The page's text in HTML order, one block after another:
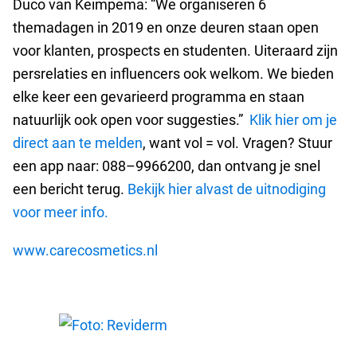
Duco van Keimpema: “We organiseren 6
themadagen in 2019 en onze deuren staan open
voor klanten, prospects en studenten. Uiteraard zijn
persrelaties en influencers ook welkom. We bieden
elke keer een gevarieerd programma en staan
natuurlijk ook open voor suggesties.” Klik hier om je
direct aan te melden, want vol = vol. Vragen? Stuur
een app naar: 088–9966200, dan ontvang je snel
een bericht terug. Bekijk hier alvast de uitnodiging
voor meer info.
www.carecosmetics.nl